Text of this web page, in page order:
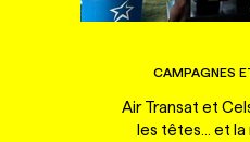
CAMPAGNES
Air Transat et
les têtes... et